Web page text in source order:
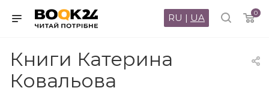
0
RU | UA
Книги Катерина
Ковальова